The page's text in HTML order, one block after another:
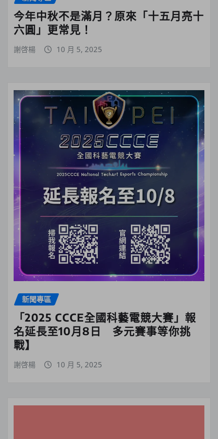
今年中秋不是滿月？原來「十五月亮十
六圓」更常見！
謝啓楊 10 月 5, 2025
新聞專區
「2025 CCCE全國科藝電競大賽」報
名延長至10月8日 多元賽事等你挑
戰】
謝啓楊 10 月 5, 2025